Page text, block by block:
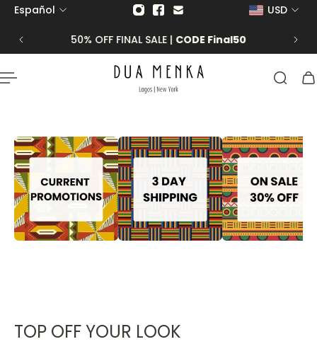
contenido
50% OFF FINAL SALE | CODE Final50
Español USD
TOP OFF YOUR LOOK